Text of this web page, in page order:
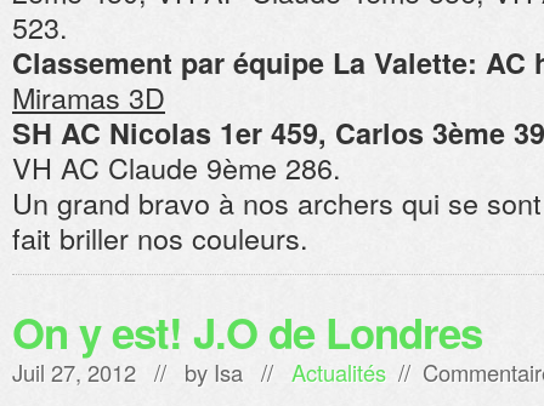
523.
Classement par équipe La Valette: AC
Miramas 3D
SH AC Nicolas 1er 459, Carlos 3ème
VH AC Claude 9ème 286.
Un grand bravo à nos archers qui se
fait briller nos couleurs.
On y est! J.O de Londres
Juil 27, 2012 // by Isa // Actualités //